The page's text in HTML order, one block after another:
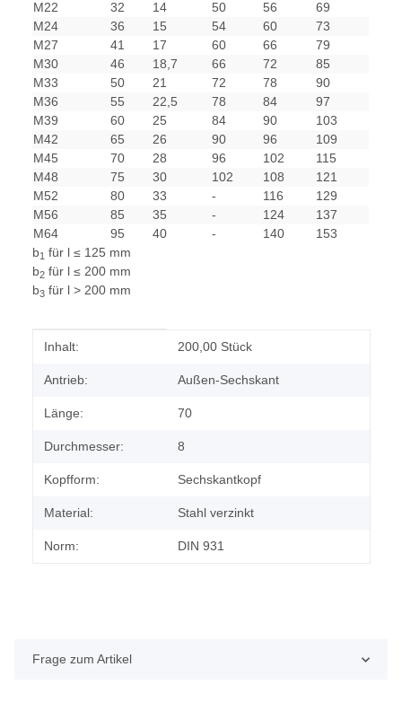
M22
32 14 50 56
69
M24
36 15 54 60
73
M27
41 17 60 66
79
M30
46 18,7 66 72
85
M33
50 21 72 78
90
M36
55 22,5 78 84
97
M39
60 25 84 90
103
M42
65 26 90 96
109
M45
70 28 96 102
115
M48
75 30 102 108
121
M52
80 33 - 116
129
M56
85 35 - 124
137
M64
95 40 - 140
153
b1 für l ≤ 125 mm
b2 für l ≤ 200 mm
b3 für l > 200 mm
Produkteigenschaft
Wert
Inhalt: 200,00 Stück
Antrieb: Außen-Sechskant
Länge: 70
Durchmesser: 8
Kopfform: Sechskantkopf
Material: Stahl verzinkt
Norm: DIN 931
Frage zum Artikel